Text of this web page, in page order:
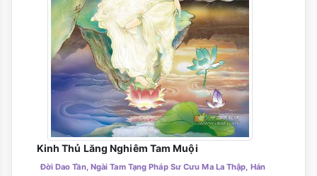
Kinh Thủ Lăng Nghiêm Tam Muội
Đời Dao Tần, Ngài Tam Tạng Pháp Sư Cưu Ma La Thập, Hán